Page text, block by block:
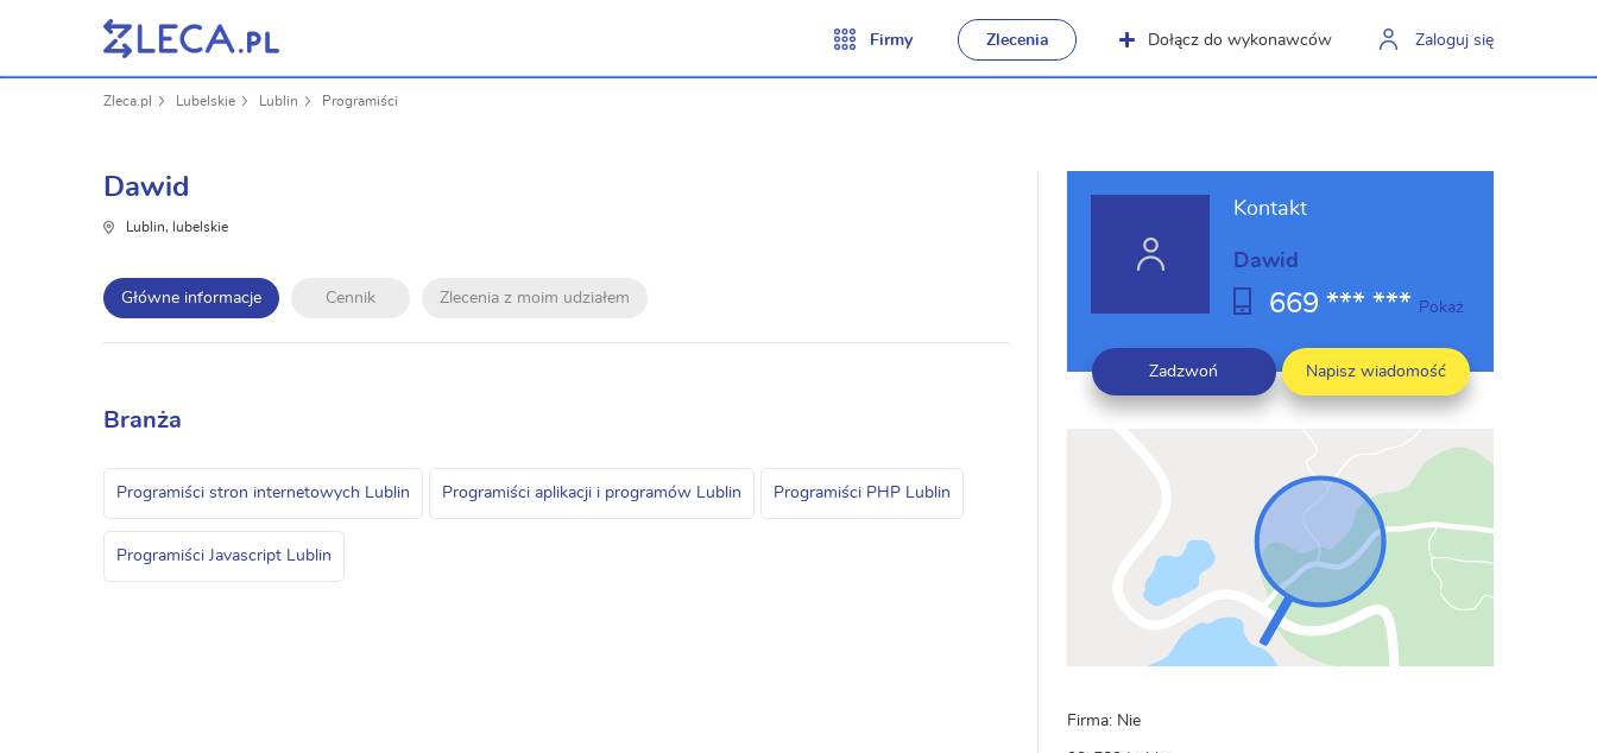
Firmy Zlecenia Dołącz do wykonawców Zaloguj się
Zleca.pl Lubelskie Lublin Programiści
Dawid
Lublin, lubelskie
Główne informacje Cennik Zlecenia z moim udziałem
Branża
Programiści stron internetowych Lublin Programiści aplikacji i programów Lublin Programiści PHP Lublin
Programiści Javascript Lublin
Kontakt
Dawid
669 *** *** Pokaż
Zadzwoń Napisz wiadomość
Firma: Nie